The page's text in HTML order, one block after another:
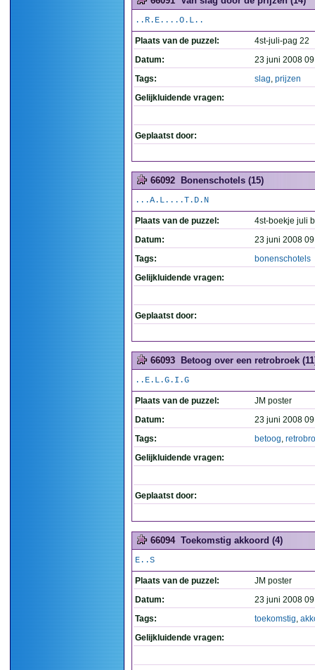
..R.E....O.L..
Plaats van de puzzel:
4st-juli-pag 22
Datum:
23 juni 2008
Tags:
slag, prijzen
Gelijkluidende vragen:
Geplaatst door:
66092 Bonenschotels (15)
...A.L....T.D.N
Plaats van de puzzel:
4st-boekje juli
Datum:
23 juni 2008
Tags:
bonenschotels
Gelijkluidende vragen:
Geplaatst door:
66093 Betoog over een retrobroek
..E.L.G.I.G
Plaats van de puzzel:
JM poster
Datum:
23 juni 2008
Tags:
betoog,
Gelijkluidende vragen:
Geplaatst door:
66094 Toekomstig akkoord (4)
E..S
Plaats van de puzzel:
JM poster
Datum:
23 juni 2008
Tags:
toekomstig,
Gelijkluidende vragen: